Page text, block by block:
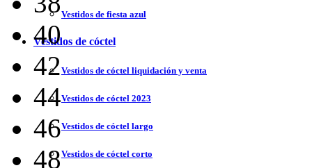
Vestidos de fiesta azul
Vestidos de cóctel
Vestidos de cóctel liquidación y venta
Vestidos de cóctel 2023
Vestidos de cóctel largo
Vestidos de cóctel corto
40
42
44
46
48